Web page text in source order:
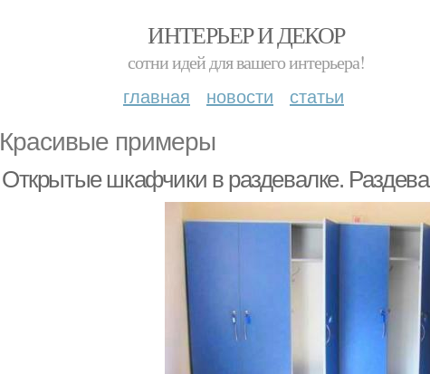
ИНТЕРЬЕР И ДЕКОР
сотни идей для вашего интерьера!
главная новости статьи
Красивые примеры
Открытые шкафчики в раздевалке.